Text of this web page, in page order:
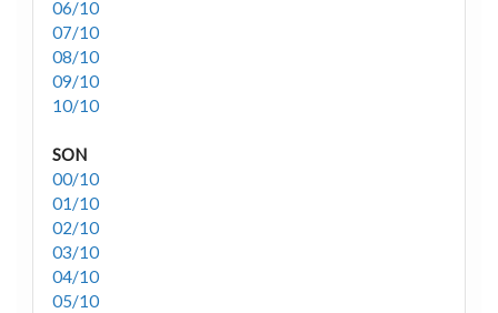
06/10
07/10
08/10
09/10
10/10
SON
00/10
01/10
02/10
03/10
04/10
05/10